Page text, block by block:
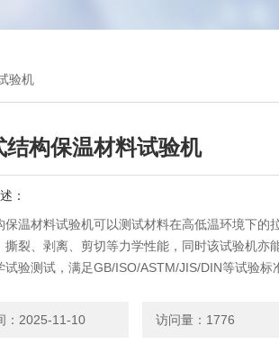
验机
结构保温材料试验机
：
保温材料试验机可以测试材料在高低温环境下的
撕裂、剥离、剪切等力学性能，同时该试验机亦
试验测试，满足GB/ISO/ASTM/JIS/DIN等试验标
：2025-11-10 访问量：1776